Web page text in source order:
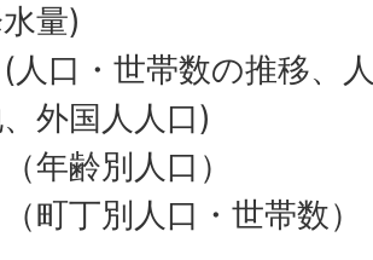
量)
人口・世帯数の推移、
外国人人口)
年齢別人口）
町丁別人口・世帯数）